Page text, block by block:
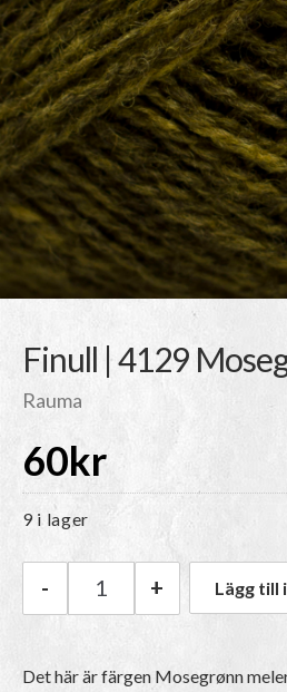
Finull | 4129
Rauma
60kr
9 i lager
Rauma Finull | 4129
- + Lägg till
Det här är färgen Mosegrønn